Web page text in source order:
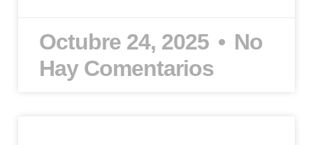
Octubre 24, 2025
No
Hay Comentarios